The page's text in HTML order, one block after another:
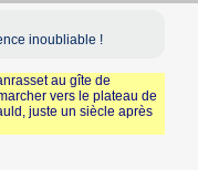
inoubliable !
au gîte de
vers le plateau de
juste un siècle après